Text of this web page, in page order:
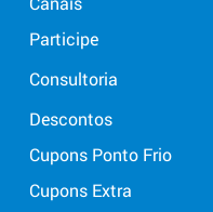
Participe
Consultoria
Descontos
Cupons Ponto Frio
Cupons Extra